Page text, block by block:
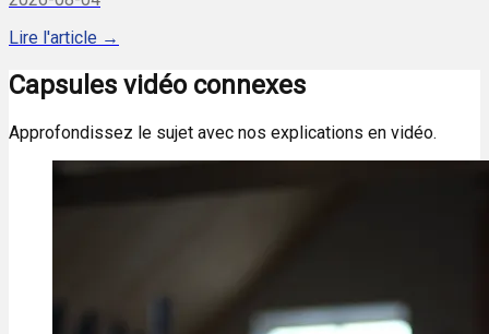
Lire l'article →
Capsules vidéo connexes
Approfondissez le sujet avec nos explications en vidéo.